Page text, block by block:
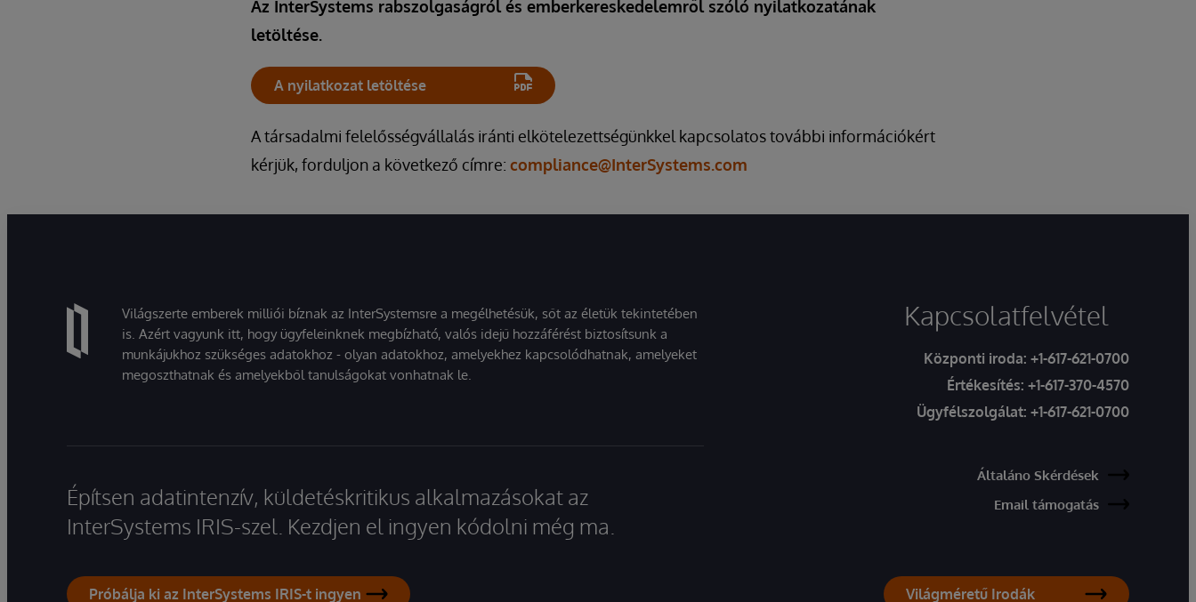
Az InterSystems rabszolgaságról és emberkereskedelemről szóló nyilatkozatának
letöltése.
A nyilatkozat letöltése
A társadalmi felelősségvállalás iránti elkötelezettségünkkel kapcsolatos további információkért
kérjük, forduljon a következő címre: compliance@InterSystems.com
Világszerte emberek milliói bíznak az InterSystemsre a megélhetésük, sőt az életük tekintetében
is. Azért vagyunk itt, hogy ügyfeleinknek megbízható, valós idejű hozzáférést biztosítsunk a
munkájukhoz szükséges adatokhoz - olyan adatokhoz, amelyekhez kapcsolódhatnak, amelyeket
megoszthatnak és amelyekből tanulságokat vonhatnak le.
Építsen adatintenzív, küldetéskritikus alkalmazásokat az
InterSystems IRIS-szel. Kezdjen el ingyen kódolni még ma.
Próbálja ki az InterSystems IRIS-t ingyen
Kapcsolatfelvétel
Központi iroda: +1-617-621-0700
Értékesítés: +1-617-370-4570
Ügyfélszolgálat: +1-617-621-0700
Általáno Skérdések
Email támogatás
Világméretű Irodák